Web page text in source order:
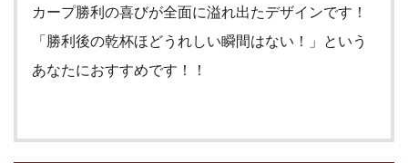
カープ勝利の喜びが全面に溢れ出たデザインです！
「勝利後の乾杯ほどうれしい瞬間はない！」という
あなたにおすすめです！！